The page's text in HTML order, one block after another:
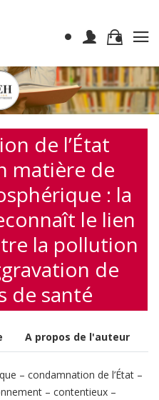
de l’État
matière de
: la
le lien
la pollution
de
de santé
A propos de l'auteur
– condamnation de l’État –
– contentieux –